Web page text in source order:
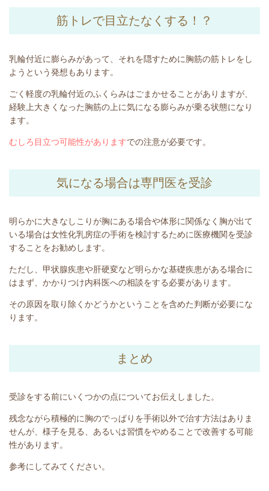
筋トレで目立たなくする！？
乳輪付近に膨らみがあって、それを隠すために胸筋の筋トレをし
ようという発想もあります。
ごく軽度の乳輪付近のふくらみはごまかせることがありますが、
経験上大きくなった胸筋の上に気になる膨らみが乗る状態になり
ます。
むしろ目立つ可能性がありますでの注意が必要です。
気になる場合は専門医を受診
明らかに大きなしこりが胸にある場合や体形に関係なく胸が出て
いる場合は女性化乳房症の手術を検討するために医療機関を受診
することをお勧めします。
ただし、甲状腺疾患や肝硬変など明らかな基礎疾患がある場合に
はまず、かかりつけ内科医への相談をする必要があります。
その原因を取り除くかどうかということを含めた判断が必要にな
ります。
まとめ
受診をする前にいくつかの点についてお伝えしました。
残念ながら積極的に胸のでっぱりを手術以外で治す方法はありま
せんが、様子を見る、あるいは習慣をやめることで改善する可能
性があります。
参考にしてみてください。